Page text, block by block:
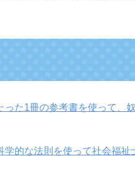
た1冊の参考書を使って、
的な法則を使って社会福祉